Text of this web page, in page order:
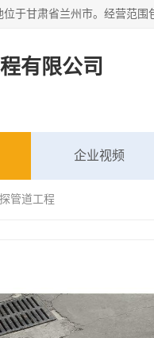
有限公司
企业视频
管道工程